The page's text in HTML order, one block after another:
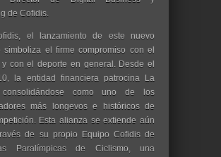
de Cofidis.
el lanzamiento de este nuevo
simboliza el firme compromiso con el
con el deporte en general. Desde el
la entidad financiera patrocina La
consolidándose como uno de los
más longevos e históricos de
Esta alianza se extiende aún
de su propio Equipo Cofidis de
Paralímpicas de Ciclismo, una